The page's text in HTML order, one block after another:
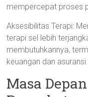
mempercepat proses
Aksesibilitas Terapi:
terapi sel lebih
membutuhkannya,
keuangan dan
Masa